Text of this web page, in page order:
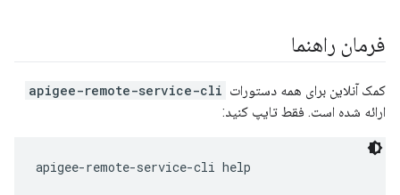
فرمان راهنما
کمک آنلاین برای همه دستورات apigee-remote-service-cli
ارائه شده است. فقط تایپ کنید:
apigee-remote-service-cli help